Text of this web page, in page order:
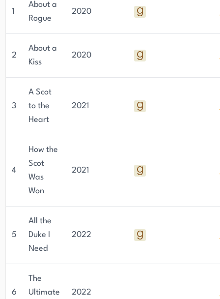
1
About a
Rogue
2020
2
About a
Kiss
2020
3
A Scot
to the
Heart
2021
4
How the
Scot
Was
Won
2021
5
All the
Duke I
Need
2022
6
The
Ultimate
2022